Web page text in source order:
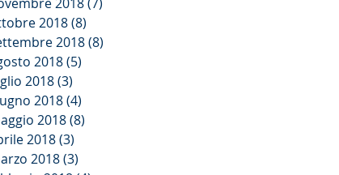
2018(8)
2018(8)
2018(5)
2018(3)
2018(4)
2018(8)
2018(3)
2018(3)